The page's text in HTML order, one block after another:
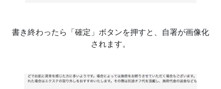
書き終わったら「確定」ボタンを押すと、自署が画像化
されます。